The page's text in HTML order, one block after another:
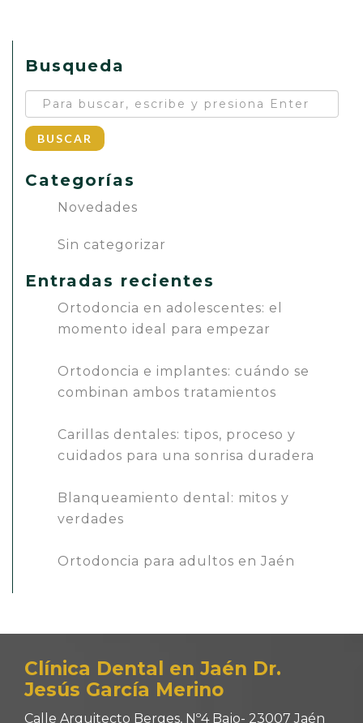
Busqueda
BUSCAR
Categorías
Novedades
Sin categorizar
Entradas recientes
Ortodoncia en adolescentes: el
momento ideal para empezar
Ortodoncia e implantes: cuándo se
combinan ambos tratamientos
Carillas dentales: tipos, proceso y
cuidados para una sonrisa duradera
Blanqueamiento dental: mitos y
verdades
Ortodoncia para adultos en Jaén
Clínica Dental en Jaén Dr.
Jesús García Merino
Calle Arquitecto Berges, Nº4 Bajo- 23007 Jaén